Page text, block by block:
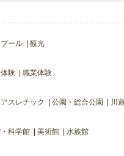
プール 観光
験 職業体験
アスレチック 公園・総合公園 川
科学館 美術館 水族館